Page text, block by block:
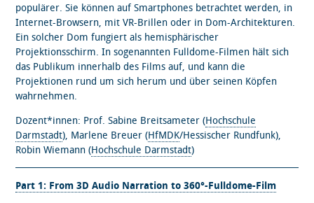
populärer. Sie können auf Smartphones betrachtet werden, in
Internet-Browsern, mit VR-Brillen oder in Dom-Architekturen.
Ein solcher Dom fungiert als hemisphärischer
Projektionsschirm. In sogenannten Fulldome-Filmen hält sich
das Publikum innerhalb des Films auf, und kann die
Projektionen rund um sich herum und über seinen Köpfen
wahrnehmen.
Dozent*innen: Prof. Sabine Breitsameter (Hochschule
Darmstadt), Marlene Breuer (HfMDK/Hessischer Rundfunk),
Robin Wiemann (Hochschule Darmstadt)
Part 1: From 3D Audio Narration to 360°-Fulldome-Film